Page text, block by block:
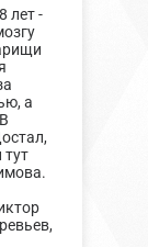
лет -
а
тут